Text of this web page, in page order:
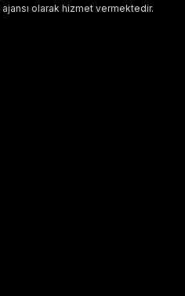
ajansı olarak hizmet vermektedir.